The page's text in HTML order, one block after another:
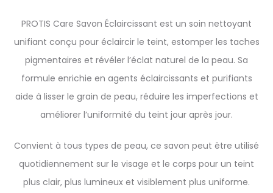
PROTIS Care Savon Éclaircissant est un soin nettoyant
unifiant conçu pour éclaircir le teint, estomper les taches
pigmentaires et révéler l’éclat naturel de la peau. Sa
formule enrichie en agents éclaircissants et purifiants
aide à lisser le grain de peau, réduire les imperfections et
améliorer l’uniformité du teint jour après jour.
Convient à tous types de peau, ce savon peut être utilisé
quotidiennement sur le visage et le corps pour un teint
plus clair, plus lumineux et visiblement plus uniforme.